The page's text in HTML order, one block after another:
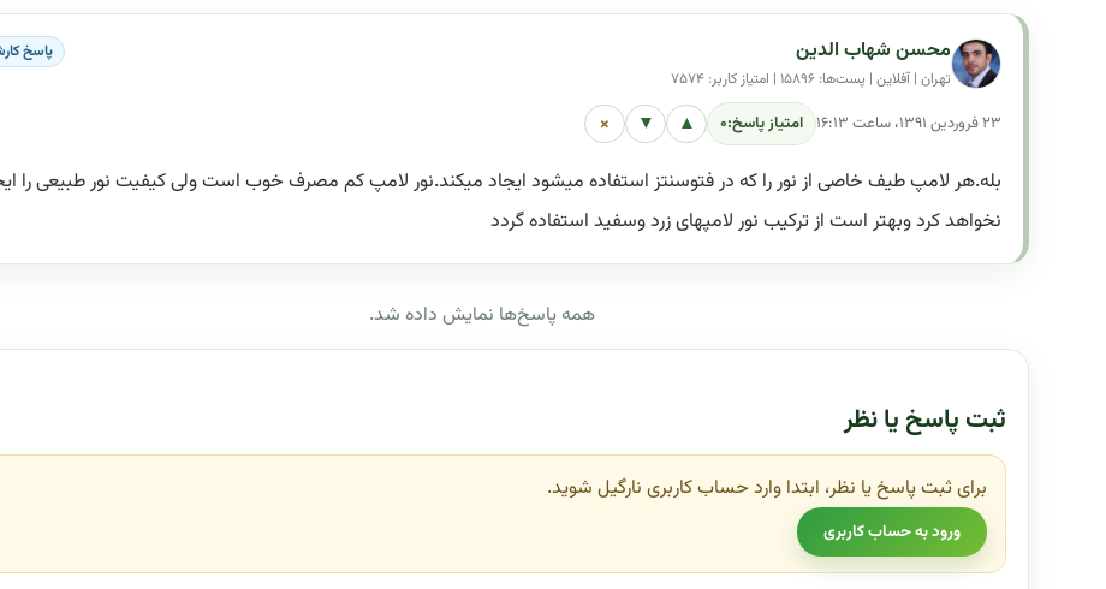
محسن شهاب الدین
تهران | آفلاین | پست‌ها: ۱۵۸۹۶ | امتیاز کاربر: ۷۵۷۴
پاسخ
۲۳ فروردین ۱۳۹۱، ساعت ۱۶:۱۳ امتیاز پاسخ:۰ ▲
▼
×
بله.هر لامپ طیف خاصی از نور را که در فتوسنتز استفاده میشود ایجاد میکند.نور لامپ کم مصرف خوب است ولی کیفیت نور طبیعی را
نخواهد کرد وبهتر است از ترکیب نور لامپهای زرد وسفید استفاده گردد
همه پاسخ‌ها نمایش داده شد.
ثبت پاسخ یا نظر
برای ثبت پاسخ یا نظر، ابتدا وارد حساب کاربری نارگیل شوید.
ورود به حساب کاربری